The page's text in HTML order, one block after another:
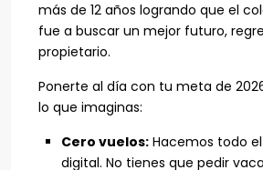
más de 12 años logrando que el
fue a buscar un mejor futuro,
propietario.
Ponerte al día con tu meta de
lo que imaginas:
Cero vuelos: Hacemos todo el
digital. No tienes que pedir